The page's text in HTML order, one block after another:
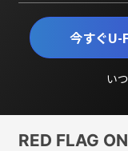
今すぐU-
い
RED FLAG